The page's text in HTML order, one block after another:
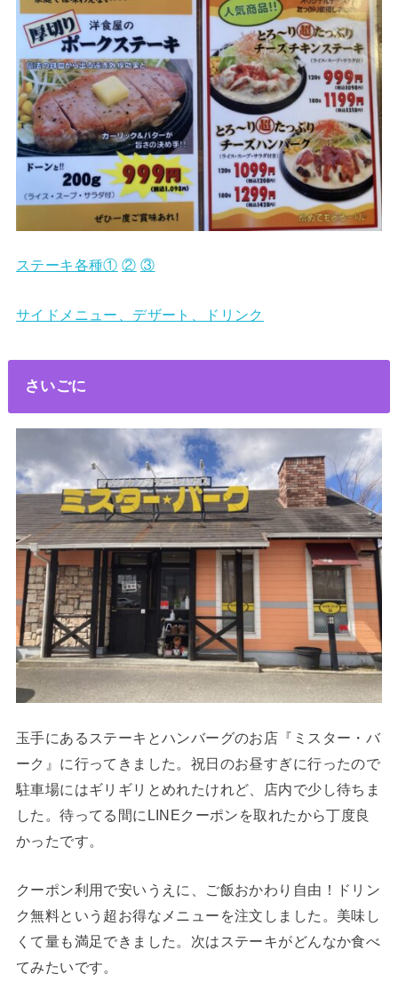
ステーキ各種① ② ③
サイドメニュー、デザート、ドリンク
さいごに
玉手にあるステーキとハンバーグのお店『ミスター・バ
ーク』に行ってきました。祝日のお昼すぎに行ったので
駐車場にはギリギリとめれたけれど、店内で少し待ちま
した。待ってる間にLINEクーポンを取れたから丁度良
かったです。
クーポン利用で安いうえに、ご飯おかわり自由！ドリン
ク無料という超お得なメニューを注文しました。美味し
くて量も満足できました。次はステーキがどんなか食べ
てみたいです。